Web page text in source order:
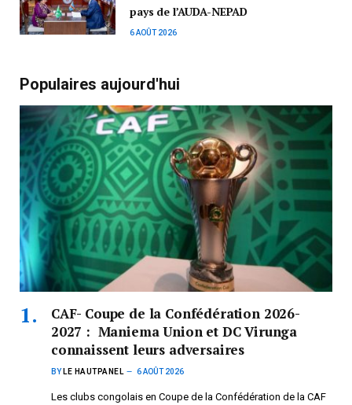
pays de l’AUDA-NEPAD
6 AOÛT 2026
Populaires aujourd'hui
CAF- Coupe de la Confédération 2026-
2027 : Maniema Union et DC Virunga
connaissent leurs adversaires
BY LE HAUTPANEL 6 AOÛT 2026
Les clubs congolais en Coupe de la Confédération de la CAF